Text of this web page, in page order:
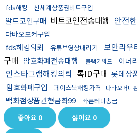
fds해킹 신세계상품권비트구입
알트코인구매 비트코인전송대행 안전
다바오포커구입
fds해킹의뢰 유튜브영상내리기 보안라우
구매 암호화폐전송대행 블랙키워드 이더
인스타그램해킹의뢰 톡ID구매 롯데상
암호화폐구입
페이스북해킹가격 다바오머니
백화점상품권현금화99 빠른테더송금
좋아요 0 싫어요 0